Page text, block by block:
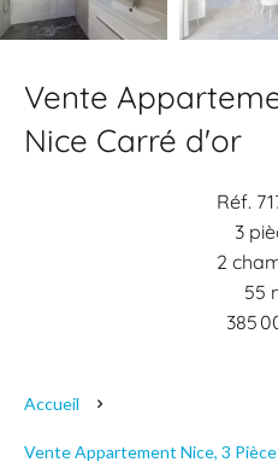
Vente
Nice Carré d'or
Réf.
3
2
55
385
Accueil
Vente Appartement Nice, 3